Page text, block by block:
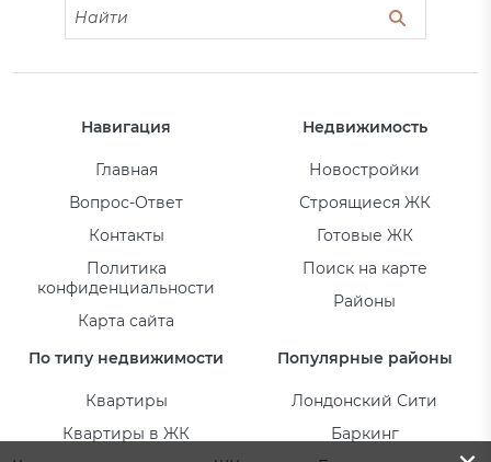
Навигация
Главная
Вопрос-Ответ
Контакты
Политика
конфиденциальности
Карта сайта
Недвижимость
Новостройки
Строящиеся ЖК
Готовые ЖК
Поиск на карте
Районы
По типу недвижимости
Квартиры
Квартиры в ЖК
Популярные районы
Лондонский Сити
Баркинг